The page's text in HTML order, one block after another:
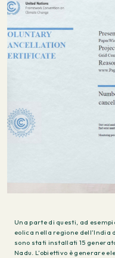
Una parte di questi, ad
eolica nella regione dell’India
sono stati installati 15
Nadu. L’obiettivo è generare